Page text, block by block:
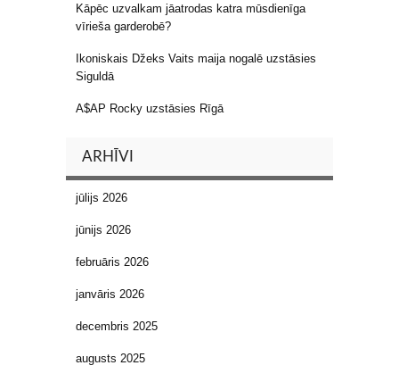
Kāpēc uzvalkam jāatrodas katra mūsdienīga
vīrieša garderobē?
Ikoniskais Džeks Vaits maija nogalē uzstāsies
Siguldā
A$AP Rocky uzstāsies Rīgā
ARHĪVI
jūlijs 2026
jūnijs 2026
februāris 2026
janvāris 2026
decembris 2025
augusts 2025